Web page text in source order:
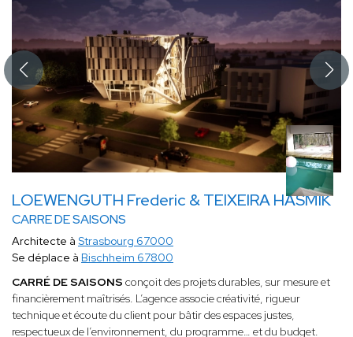
LOEWENGUTH Frederic & TEIXEIRA HASMIK
CARRE DE SAISONS
Architecte à Strasbourg 67000
Se déplace à Bischheim 67800
CARRÉ DE SAISONS conçoit des projets durables, sur mesure et
financièrement maîtrisés. L’agence associe créativité, rigueur
technique et écoute du client pour bâtir des espaces justes,
respectueux de l’environnement, du programme… et du budget.